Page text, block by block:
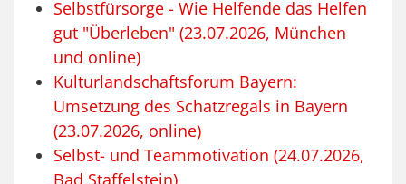
Selbstfürsorge - Wie Helfende das Helfen
gut "Überleben" (23.07.2026, München
und online)
Kulturlandschaftsforum Bayern:
Umsetzung des Schatzregals in Bayern
(23.07.2026, online)
Selbst- und Teammotivation (24.07.2026,